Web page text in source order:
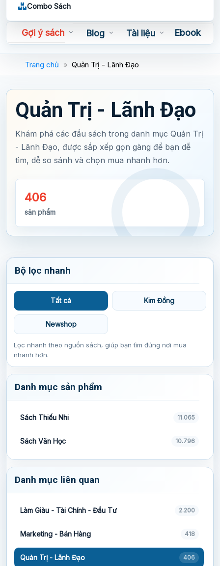
Combo Sách
Gợi ý sách Blog Tài liệu
Ebook
Sách nói
Trang chủ » Quản Trị - Lãnh Đạo
Quản Trị - Lãnh Đạo
Khám phá các đầu sách trong danh mục Quản Trị
- Lãnh Đạo, được sắp xếp gọn gàng để bạn dễ
tìm, dễ so sánh và chọn mua nhanh hơn.
406
sản phẩm
Bộ lọc nhanh
Tất cả Kim Đồng
Newshop
Lọc nhanh theo nguồn sách, giúp bạn tìm đúng nơi mua
nhanh hơn.
Danh mục sản phẩm
Sách Thiếu Nhi 11.065
Sách Văn Học 10.796
Danh mục liên quan
Làm Giàu - Tài Chính - Đầu Tư 2.200
Marketing - Bán Hàng 418
Quản Trị - Lãnh Đạo 406